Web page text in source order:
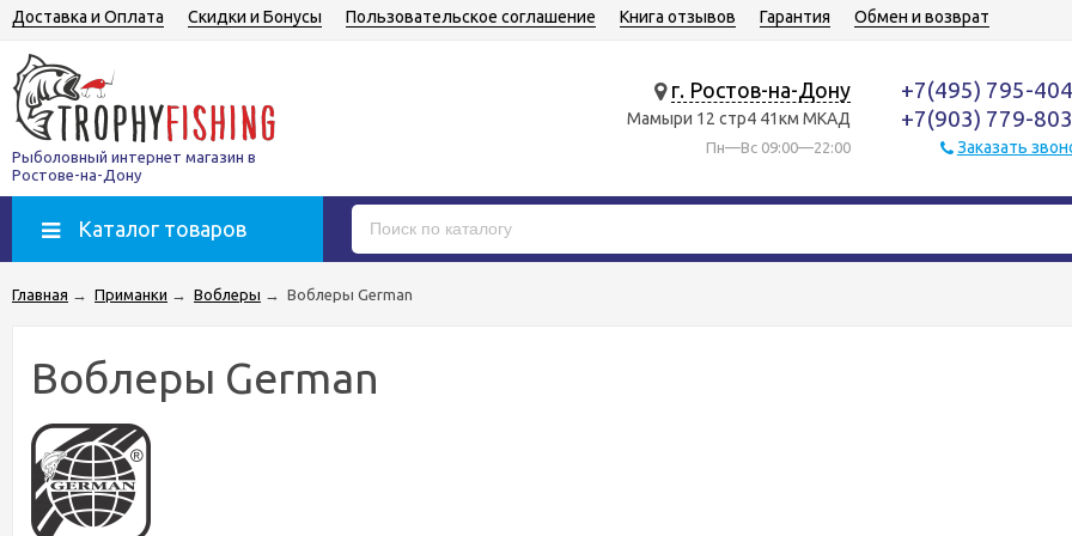
Доставка и Оплата Скидки и Бонусы Пользовательское соглашение Книга отзывов Гарантия Обмен и возврат
Рыболовный интернет магазин в
Ростове-на-Дону
г. Ростов-на-Дону
Мамыри 12 стр4 41км МКАД
Пн—Вс 09:00—22:00
+7(495) 795-
+7(903) 779-
Заказать
Каталог товаров
Главная → Приманки → Воблеры → Воблеры German
Воблеры German